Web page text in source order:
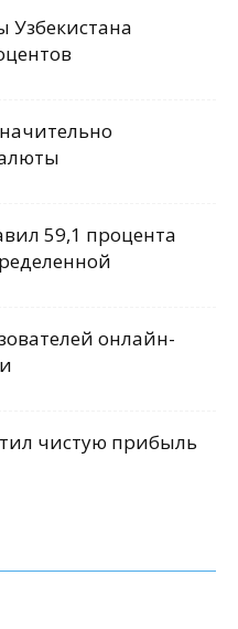
59,1 процента
онлайн-
чистую прибыль